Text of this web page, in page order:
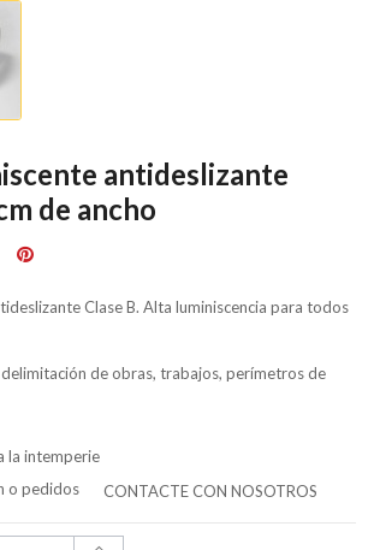
antideslizante
de ancho
Clase B. Alta luminiscencia para todos
de obras, trabajos, perímetros de
la intemperie
o pedidos
CONTACTE CON NOSOTROS